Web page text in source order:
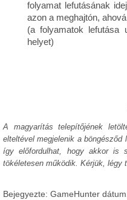
folyamat lefutásának
azon a meghajtón,
(a folyamatok lefutása
helyet)
A magyarítás telepítőjének
elteltével megjelenik a
így előfordulhat, hogy akkor is
tökéletesen működik. Kérjük, légy
Bejegyezte: GameHunter